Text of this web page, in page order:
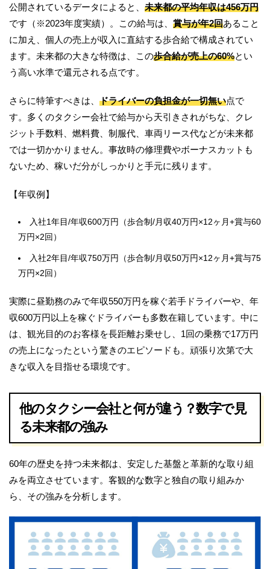
公開されているデータによると、 未来都の平均年収は456万円
です（※2023年度実績）。この給与は、 賞与が年2回あること
に加え、個人の売上が収入に直結する歩合給で構成されてい
ます。未来都の大きな特徴は、この歩合給が売上の60%とい
う高い水準で還元される点です。
さらに特筆すべきは、 ドライバーの負担金が一切無い点で
す。多くのタクシー会社で給与から天引きされがちな、クレ
ジット手数料、燃料費、制服代、車両リース代などが未来都
では一切かかりません。事故時の修理費やボーナスカットも
ないため、稼いだ分がしっかりと手元に残ります。
【年収例】
入社1年目/年収600万円（歩合制/月収40万円×12ヶ月+賞与60
万円×2回）
入社2年目/年収750万円（歩合制/月収50万円×12ヶ月+賞与75
万円×2回）
実際に昼勤務のみで年収550万円を稼ぐ若手ドライバーや、年
収600万円以上を稼ぐドライバーも多数在籍しています。中に
は、観光目的のお客様を長距離お乗せし、1回の乗務で17万円
の売上になったという驚きのエピソードも。頑張り次第で大
きな収入を目指せる環境です。
他のタクシー会社と何が違う？数字で見
る未来都の強み
60年の歴史を持つ未来都は、安定した基盤と革新的な取り組
みを両立させています。客観的な数字と独自の取り組みか
ら、その強みを分析します。